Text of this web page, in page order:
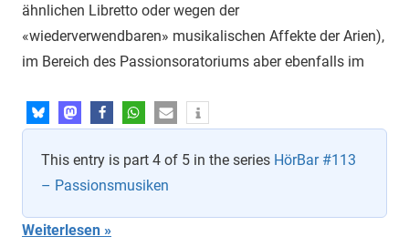
ähnlichen Libretto oder wegen der
«wiederverwendbaren» musikalischen Affekte der Arien),
im Bereich des Passionsoratoriums aber ebenfalls im
This entry is part 4 of 5 in the series HörBar #113
– Passionsmusiken
Weiterlesen